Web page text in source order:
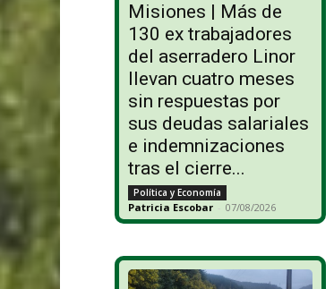
Misiones | Más de
130 ex trabajadores
del aserradero Linor
llevan cuatro meses
sin respuestas por
sus deudas salariales
e indemnizaciones
tras el cierre...
Política y Economía
Patricia Escobar - 07/08/2026